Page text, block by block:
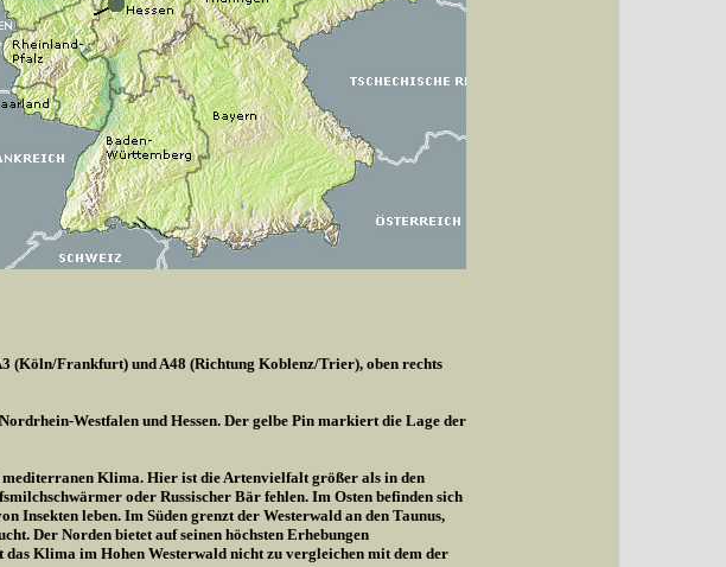
(Köln/Frankfurt) und A48 (Richtung Koblenz/Trier), oben rechts
Westfalen und Hessen. Der gelbe Pin markiert die Lage der
mediterranen Klima. Hier ist die Artenvielfalt größer als in den
oder Russischer Bär fehlen. Im Osten befinden sich
Insekten leben. Im Süden grenzt der Westerwald an den Taunus,
Der Norden bietet auf seinen höchsten Erhebungen
Klima im Hohen Westerwald nicht zu vergleichen mit dem der